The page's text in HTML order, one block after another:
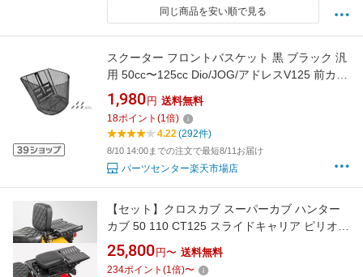
同じ商品を安い順で見る
スクーター フロントバスケット 黒 ブラック 汎
用 50cc〜125cc Dio/JOG/アドレスV125 前カゴ
荷物入れ 通勤通学に最適 バイク かご オートバ
イ ディオ ジョグ
1,980 円 送料無料
18ポイント (1倍)
4.22(292件)
8/10 14:00までの注文で最短8/11お届け
パーツセンター楽天市場店
【セット】クロスカブ スーパーカブ ハンター
カブ 50 110 CT125 スライドキャリア ピリオン
シート タンデムシート 背もたれ クッション 折
りたたみ 立ち可能 一体感 外装 シート
25,800 円〜 送料無料
234ポイント (1倍)〜